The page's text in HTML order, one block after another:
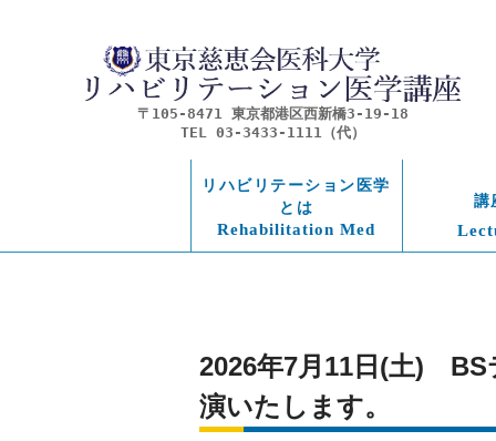
〒105-8471 東京都港区西新橋3-19-18
TEL 03-3433-1111（代）
リハビリテーション医学
とは
Rehabilitation Med
講
2026年7月11日(土)　
演いたします。